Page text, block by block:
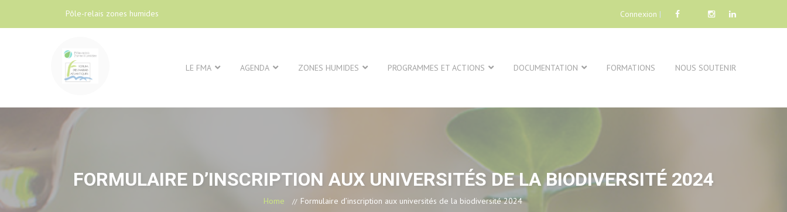
Pôle-relais zones humides Connexion |
LE FMA AGENDA ZONES HUMIDES PROGRAMMES ET ACTIONS DOCUMENTATION FORMATIONS NOUS SOUTENIR
FORMULAIRE D’INSCRIPTION AUX UNIVERSITÉS DE LA BIODIVERSITÉ 2024
Home Formulaire d’inscription aux universités de la biodiversité 2024